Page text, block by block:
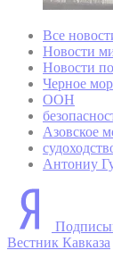
Все
Новости
Новости
Черное
ООН
Азовское
Антониу
Вестник Кавказа